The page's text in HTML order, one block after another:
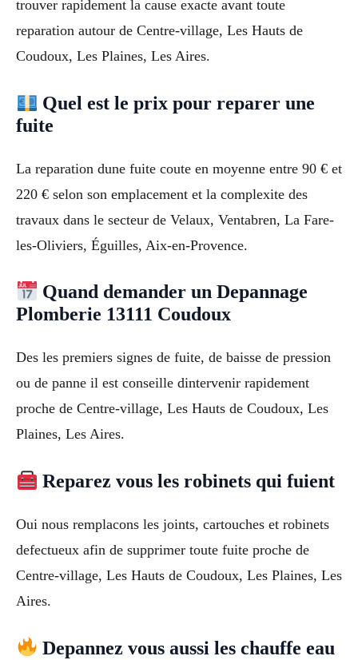
trouver rapidement la cause exacte avant toute
reparation autour de Centre-village, Les Hauts de
Coudoux, Les Plaines, Les Aires.
Quel est le prix pour reparer une
fuite
La reparation dune fuite coute en moyenne entre 90 € et
220 € selon son emplacement et la complexite des
travaux dans le secteur de Velaux, Ventabren, La Fare-
les-Oliviers, Éguilles, Aix-en-Provence.
Quand demander un Depannage
Plomberie 13111 Coudoux
Des les premiers signes de fuite, de baisse de pression
ou de panne il est conseille dintervenir rapidement
proche de Centre-village, Les Hauts de Coudoux, Les
Plaines, Les Aires.
Reparez vous les robinets qui fuient
Oui nous remplacons les joints, cartouches et robinets
defectueux afin de supprimer toute fuite proche de
Centre-village, Les Hauts de Coudoux, Les Plaines, Les
Aires.
Depannez vous aussi les chauffe eau